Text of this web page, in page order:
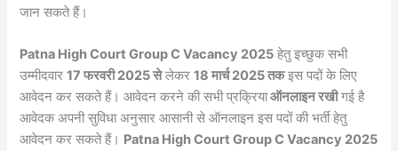
जान सकते हैं।
Patna High Court Group C Vacancy 2025 हेतु इच्छुक सभी
उम्मीदवार17 फरवरी 2025 सेलेकर18 मार्च 2025 तकइस पदों के लिए
आवेदन कर सकते हैं। आवेदन करने की सभी प्रक्रियाऑनलाइन रखीगई है
आवेदक अपनी सुविधा अनुसार आसानी से ऑनलाइन इस पदों की भर्ती हेतु
आवेदन कर सकते हैं। Patna High Court Group C Vacancy 2025